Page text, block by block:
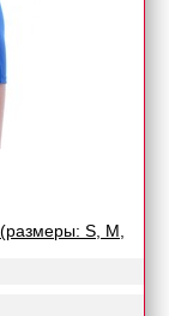
S, M,